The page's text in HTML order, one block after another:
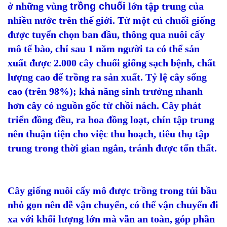
ở những vùng trồng chuối lớn tập trung của
nhiều nước trên thế giới. Từ một củ chuối giống
được tuyển chọn ban đầu, thông qua nuôi cấy
mô tế bào, chỉ sau 1 năm người ta có thể sản
xuất được 2.000 cây chuối giống sạch bệnh, chất
lượng cao để trồng ra sản xuất. Tỷ lệ cây sống
cao (trên 98%); khả năng sinh trưởng nhanh
hơn cây có nguồn gốc từ chồi nách. Cây phát
triển đồng đều, ra hoa đồng loạt, chín tập trung
nên thuận tiện cho việc thu hoạch, tiêu thụ tập
trung trong thời gian ngắn, tránh được tổn thất.
Cây giống nuôi cấy mô được trồng trong túi bầu
nhỏ gọn nên dễ vận chuyển, có thể vận chuyển đi
xa với khối lượng lớn mà vẫn an toàn, góp phần